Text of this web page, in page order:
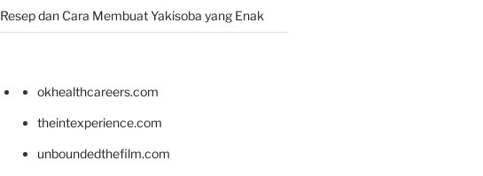
Resep dan Cara Membuat Yakisoba yang Enak
okhealthcareers.com
theintexperience.com
unboundedthefilm.com